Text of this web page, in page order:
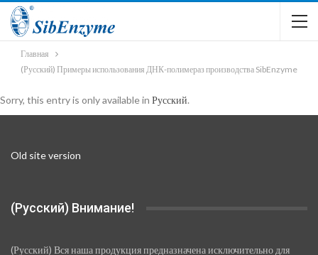
Главная
(Русский) Примеры использования ДНК-полимераз производства SibEnzyme
Sorry, this entry is only available in Русский.
Old site version
(Русский) Внимание!
(Русский) Вся наша продукция предназначена исключительно для